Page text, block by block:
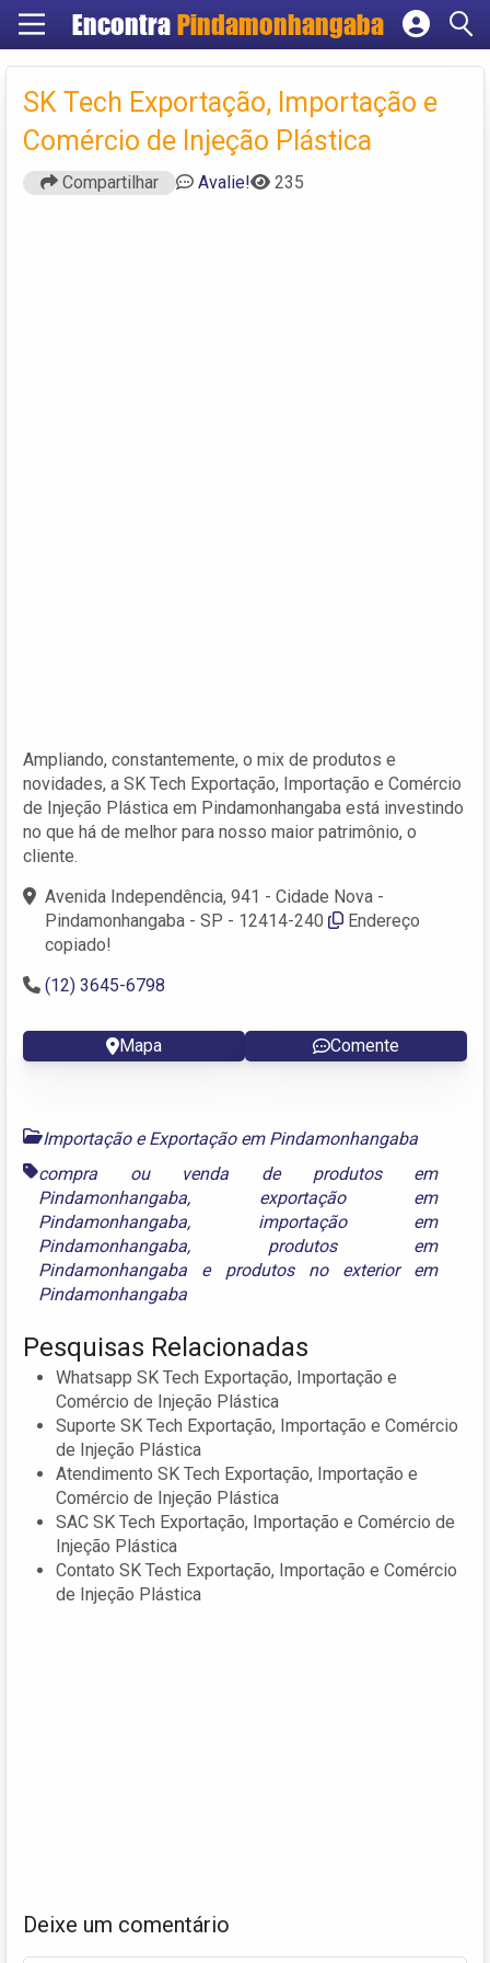
Encontra Pindamonhangaba
Cadastrar empresa
Fazer login
Criar conta
SK Tech Exportação, Importação e
Comércio de Injeção Plástica
Compartilhar Avalie! 235
Ampliando, constantemente, o mix de produtos e
novidades, a SK Tech Exportação, Importação e Comércio
de Injeção Plástica em Pindamonhangaba está investindo
no que há de melhor para nosso maior patrimônio, o
cliente.
Avenida Independência, 941 - Cidade Nova -
Pindamonhangaba - SP - 12414-240
Endereço
copiado!
(12) 3645-6798
Mapa Comente
Importação e Exportação em Pindamonhangaba
compra ou venda de produtos em
Pindamonhangaba, exportação em
Pindamonhangaba, importação em
Pindamonhangaba, produtos em
Pindamonhangaba e produtos no exterior em
Pindamonhangaba
Pesquisas Relacionadas
Whatsapp SK Tech Exportação, Importação e
Comércio de Injeção Plástica
Suporte SK Tech Exportação, Importação e Comércio
de Injeção Plástica
Atendimento SK Tech Exportação, Importação e
Comércio de Injeção Plástica
SAC SK Tech Exportação, Importação e Comércio de
Injeção Plástica
Contato SK Tech Exportação, Importação e Comércio
de Injeção Plástica
Deixe um comentário